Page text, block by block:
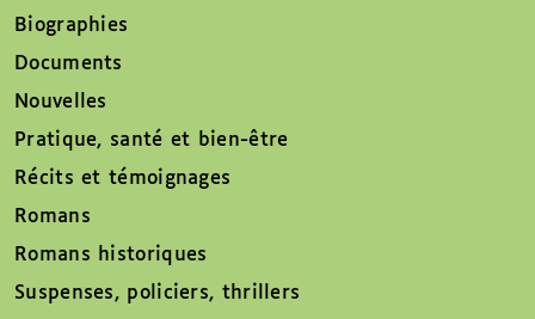
Biographies
Documents
Nouvelles
Pratique, santé et bien-être
Récits et témoignages
Romans
Romans historiques
Suspenses, policiers, thrillers